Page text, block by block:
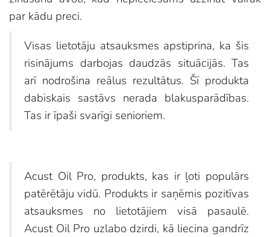
par kādu preci.
Visas lietotāju atsauksmes apstiprina, ka šis
risinājums darbojas daudzās situācijās. Tas
arī nodrošina reālus rezultātus. Šī produkta
dabiskais sastāvs nerada blakusparādības.
Tas ir īpaši svarīgi senioriem.
Acust Oil Pro, produkts, kas ir ļoti populārs
patērētāju vidū. Produkts ir saņēmis pozitīvas
atsauksmes no lietotājiem visā pasaulē.
Acust Oil Pro uzlabo dzirdi, kā liecina gandrīz